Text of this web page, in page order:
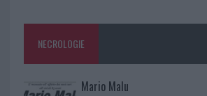
NECROLOGIE
Mario Malu